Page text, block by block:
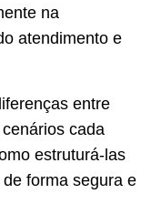
na
atendimento e
entre
cada
estruturá-las
de forma segura e